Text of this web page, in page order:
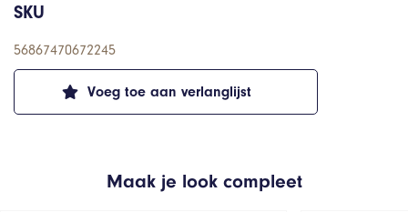
Voeg toe aan verlanglijst
SKU
56867470672245
Maak je look compleet